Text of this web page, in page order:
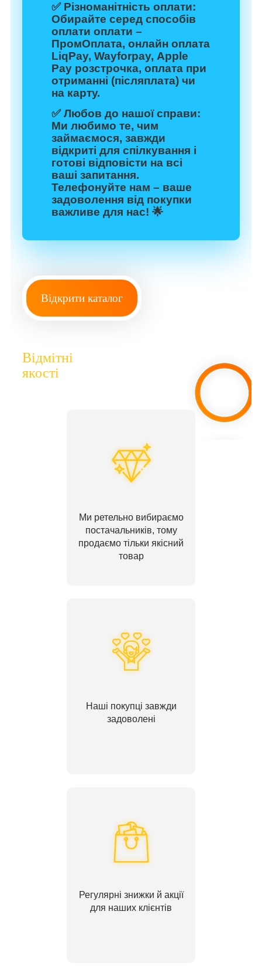
✅ Різноманітність оплати:
Обирайте серед способів
оплати оплати –
ПромОплата, онлайн оплата
LiqPay, Wayforpay, Apple
Pay розстрочка, оплата при
отриманні (післяплата) чи
на карту.
✅Любов до нашої справи:
Ми любимо те, чим
займаємося, завжди
відкриті для спілкування і
готові відповісти на всі
ваші запитання.
Телефонуйте нам – ваше
задоволення від покупки
важливе для нас! 🌟
Відкрити каталог
Відмітні
якості
Ми ретельно вибираємо
постачальників, тому
продаємо тільки якісний
товар
Наші покупці завжди
задоволені
Регулярні знижки й акції
для наших клієнтів